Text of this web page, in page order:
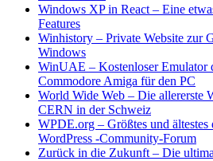
Windows XP in React – Eine
Features
Winhistory – Private Website zur
Windows
WinUAE – Kostenloser Emulator
Commodore Amiga für den PC
World Wide Web – Die allererste
CERN in der Schweiz
WPDE.org – Größtes und ältestes
WordPress -Community-Forum
Zurück in die Zukunft – Die